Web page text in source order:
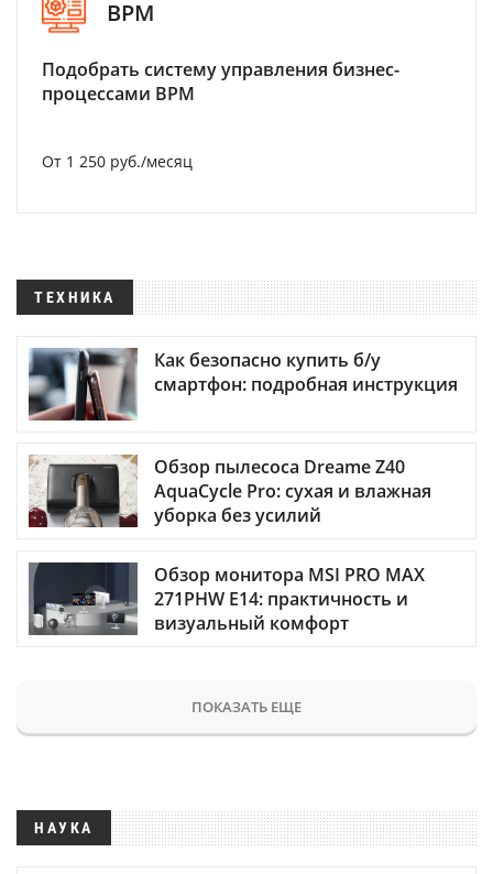
BPM
Подобрать систему управления бизнес-
процессами BPM
От 1 250 руб./месяц
ТЕХНИКА
Как безопасно купить б/у
смартфон: подробная инструкция
Обзор пылесоса Dreame Z40
AquaCycle Pro: сухая и влажная
уборка без усилий
Обзор монитора MSI PRO MAX
271PHW E14: практичность и
визуальный комфорт
ПОКАЗАТЬ ЕЩЕ
НАУКА